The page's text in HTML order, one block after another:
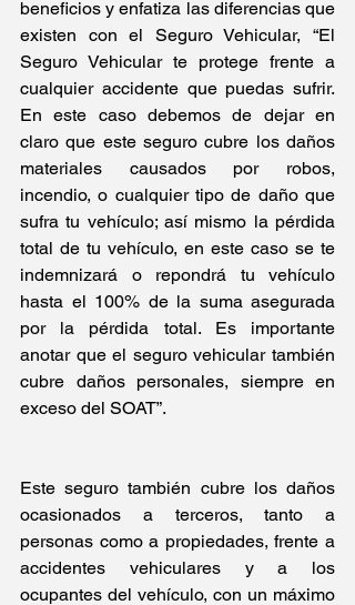
beneficios y enfatiza las diferencias que
existen con el Seguro Vehicular, “El
Seguro Vehicular te protege frente a
cualquier accidente que puedas sufrir.
En este caso debemos de dejar en
claro que este seguro cubre los daños
materiales causados por robos,
incendio, o cualquier tipo de daño que
sufra tu vehículo; así mismo la pérdida
total de tu vehículo, en este caso se te
indemnizará o repondrá tu vehículo
hasta el 100% de la suma asegurada
por la pérdida total. Es importante
anotar que el seguro vehicular también
cubre daños personales, siempre en
exceso del SOAT”.
Este seguro también cubre los daños
ocasionados a terceros, tanto a
personas como a propiedades, frente a
accidentes vehiculares y a los
ocupantes del vehículo, con un máximo